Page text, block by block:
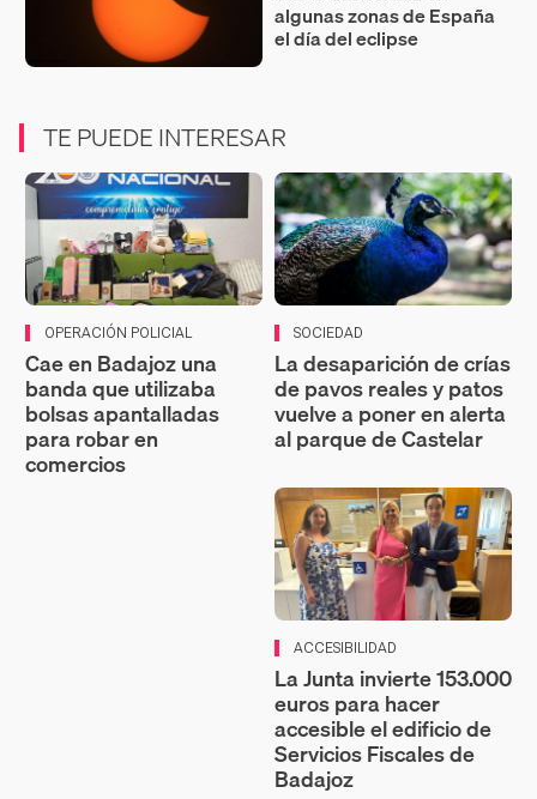
algunas zonas de España
el día del eclipse
TE PUEDE INTERESAR
OPERACIÓN POLICIAL
Cae en Badajoz una
banda que utilizaba
bolsas apantalladas
para robar en
comercios
SOCIEDAD
La desaparición de crías
de pavos reales y patos
vuelve a poner en alerta
al parque de Castelar
ACCESIBILIDAD
La Junta invierte 153.000
euros para hacer
accesible el edificio de
Servicios Fiscales de
Badajoz